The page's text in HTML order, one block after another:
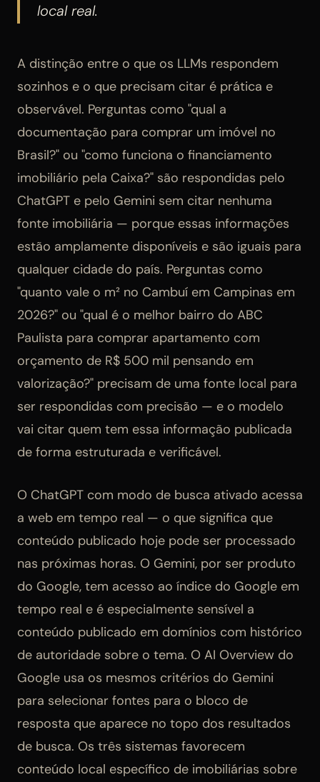
local real.
A distinção entre o que os LLMs respondem
sozinhos e o que precisam citar é prática e
observável. Perguntas como "qual a
documentação para comprar um imóvel no
Brasil?" ou "como funciona o financiamento
imobiliário pela Caixa?" são respondidas pelo
ChatGPT e pelo Gemini sem citar nenhuma
fonte imobiliária — porque essas informações
estão amplamente disponíveis e são iguais para
qualquer cidade do país. Perguntas como
"quanto vale o m² no Cambuí em Campinas em
2026?" ou "qual é o melhor bairro do ABC
Paulista para comprar apartamento com
orçamento de R$ 500 mil pensando em
valorização?" precisam de uma fonte local para
ser respondidas com precisão — e o modelo
vai citar quem tem essa informação publicada
de forma estruturada e verificável.
O ChatGPT com modo de busca ativado acessa
a web em tempo real — o que significa que
conteúdo publicado hoje pode ser processado
nas próximas horas. O Gemini, por ser produto
do Google, tem acesso ao índice do Google em
tempo real e é especialmente sensível a
conteúdo publicado em domínios com histórico
de autoridade sobre o tema. O AI Overview do
Google usa os mesmos critérios do Gemini
para selecionar fontes para o bloco de
resposta que aparece no topo dos resultados
de busca. Os três sistemas favorecem
conteúdo local específico de imobiliárias sobre